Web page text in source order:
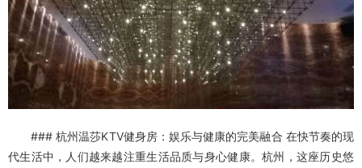
### 杭州温莎KTV健身房：娱乐与健康的完美融合 在快节奏的现
代生活中，人们越来越注重生活品质与身心健康。杭州，这座历史悠